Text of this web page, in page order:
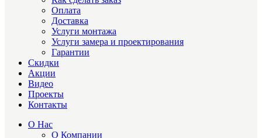
Оплата
Доставка
Услуги монтажа
Услуги замера и проектирования
Гарантии
Скидки
Акции
Видео
Проекты
Контакты
О Нас
О Компании